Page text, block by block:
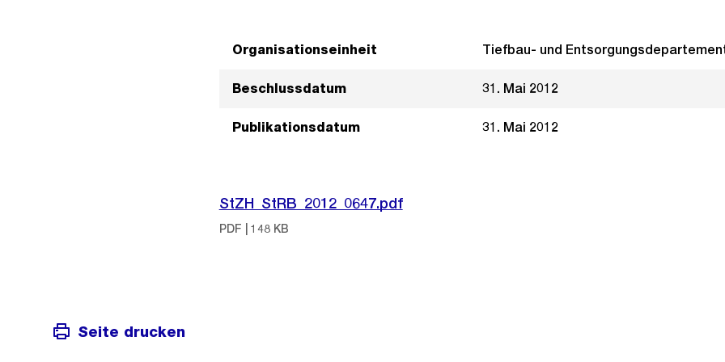
Organisationseinheit Tiefbau- und
Beschlussdatum 31. Mai 2012
Publikationsdatum 31. Mai 2012
StZH_StRB_2012_0647.pdf
PDF | 148 KB
Seite drucken